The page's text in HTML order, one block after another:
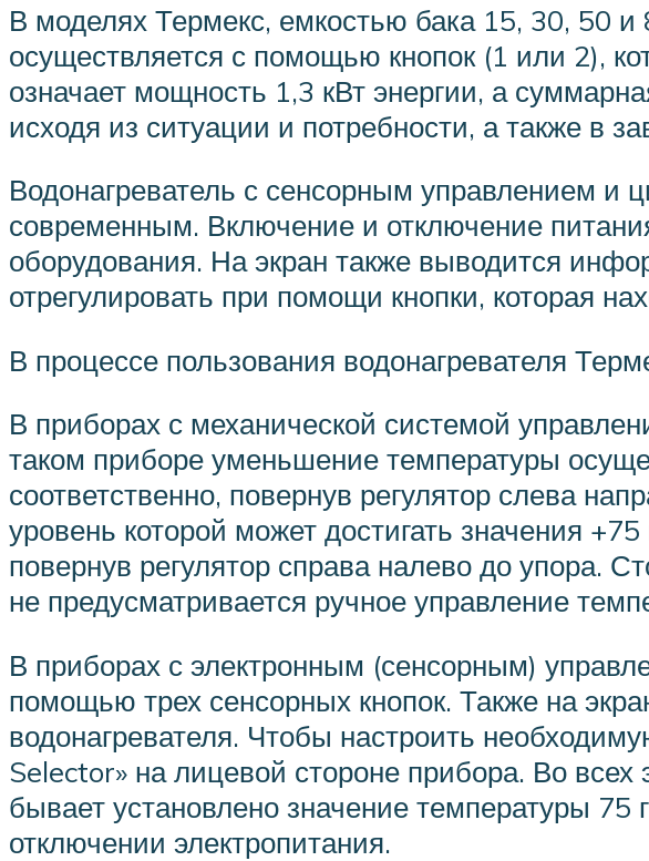
В моделях Термекс, емкостью бака 15, 30, 50
осуществляется с помощью кнопок (1 или 2),
означает мощность 1,3 кВт энергии, а
исходя из ситуации и потребности, а также в
Водонагреватель с сенсорным управлением
современным. Включение и отключение
оборудования. На экран также выводится
отрегулировать при помощи кнопки, которая
В процессе пользования водонагревателя
В приборах с механической системой
таком приборе уменьшение температуры
соответственно, повернув регулятор слева
уровень которой может достигать значения
повернув регулятор справа налево до упора.
не предусматривается ручное управление
В приборах с электронным (сенсорным)
помощью трех сенсорных кнопок. Также на
водонагревателя. Чтобы настроить
Selector» на лицевой стороне прибора. Во
бывает установлено значение температуры 75
отключении электропитания.